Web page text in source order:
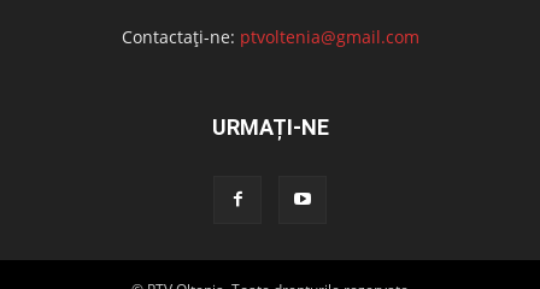
Contactați-ne: ptvoltenia@gmail.com
URMAȚI-NE